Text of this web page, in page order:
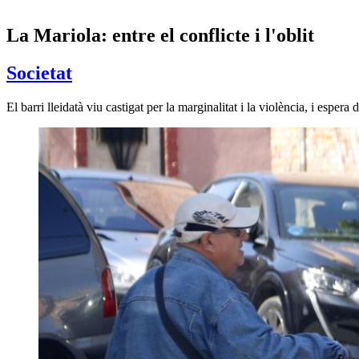
La Mariola: entre el conflicte i l'oblit
Societat
El barri lleidatà viu castigat per la marginalitat i la violència, i espera